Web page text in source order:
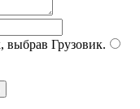
выбрав Грузовик.